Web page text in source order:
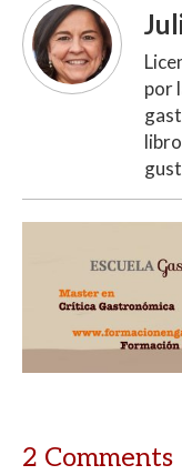
por
2 Comments